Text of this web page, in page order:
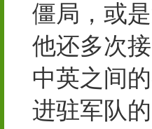
僵局，或
他还多次
中英之间
进驻军队